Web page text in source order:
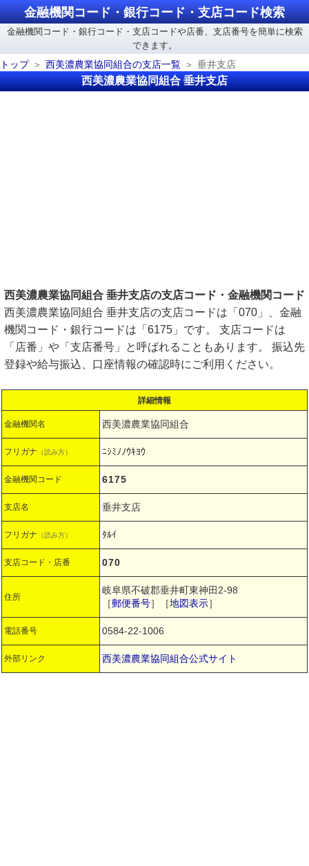
金融機関コード・銀行コード・支店コード検索
金融機関コード・銀行コード・支店コードや店番、支店番号を簡単に検索
できます。
トップ
西美濃農業協同組合の支店一覧 垂井支店
西美濃農業協同組合 垂井支店
西美濃農業協同組合 垂井支店の支店コード・金融機関コード
西美濃農業協同組合 垂井支店の支店コードは「070」、金融
機関コード・銀行コードは「6175」です。 支店コードは
「店番」や「支店番号」と呼ばれることもあります。 振込先
登録や給与振込、口座情報の確認時にご利用ください。
詳細情報
金融機関名 西美濃農業協同組合
フリガナ （読み方） ﾆｼﾐﾉﾉｳｷﾖｳ
金融機関コード 6175
支店名 垂井支店
フリガナ （読み方） ﾀﾙｲ
支店コード・店番 070
住所
岐阜県不破郡垂井町東神田2-98
［郵便番号］［地図表示］
電話番号 0584-22-1006
外部リンク 西美濃農業協同組合公式サイト